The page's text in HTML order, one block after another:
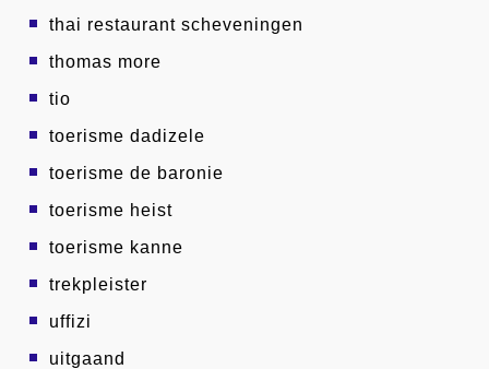
thai restaurant scheveningen
thomas more
tio
toerisme dadizele
toerisme de baronie
toerisme heist
toerisme kanne
trekpleister
uffizi
uitgaand